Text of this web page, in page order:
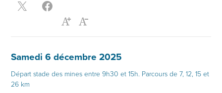
Samedi 6 décembre 2025
Départ stade des mines entre 9h30 et 15h. Parcours de 7, 12, 15 et
26 km